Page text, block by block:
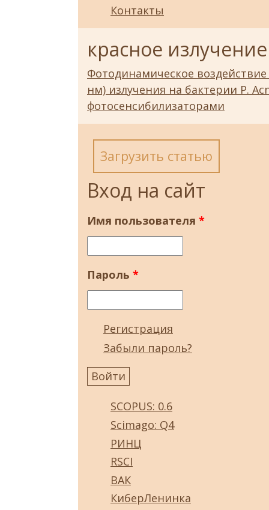
Контакты
красное излучение
Фотодинамическое
нм) излучения на бактерии P.
фотосенсибилизаторами
Загрузить статью
Вход на сайт
Имя пользователя *
Пароль *
Регистрация
Забыли пароль?
SCOPUS: 0.6
Scimago: Q4
РИНЦ
RSCI
ВАК
КиберЛенинка